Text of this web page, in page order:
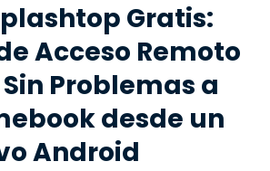
Gratis:
Acceso Remoto
Problemas a
desde un
Android